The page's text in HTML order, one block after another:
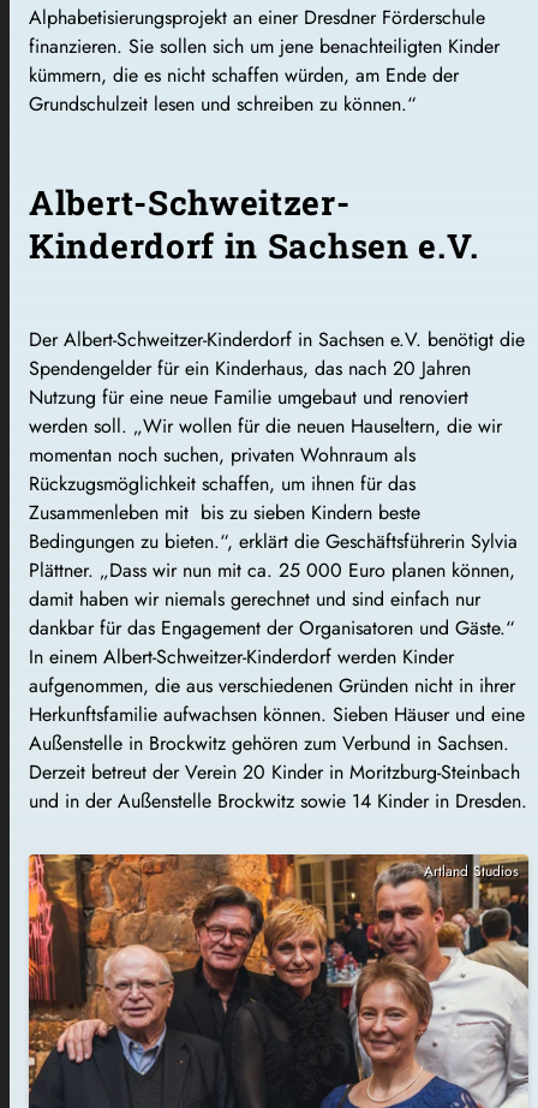
Alphabetisierungsprojekt an einer Dresdner Förderschule
finanzieren. Sie sollen sich um jene benachteiligten Kinder
kümmern, die es nicht schaffen würden, am Ende der
Grundschulzeit lesen und schreiben zu können.“
Albert-Schweitzer-
Kinderdorf in Sachsen e.V.
Der Albert-Schweitzer-Kinderdorf in Sachsen e.V. benötigt die
Spendengelder für ein Kinderhaus, das nach 20 Jahren
Nutzung für eine neue Familie umgebaut und renoviert
werden soll. „Wir wollen für die neuen Hauseltern, die wir
momentan noch suchen, privaten Wohnraum als
Rückzugsmöglichkeit schaffen, um ihnen für das
Zusammenleben mit bis zu sieben Kindern beste
Bedingungen zu bieten.“, erklärt die Geschäftsführerin Sylvia
Plättner. „Dass wir nun mit ca. 25 000 Euro planen können,
damit haben wir niemals gerechnet und sind einfach nur
dankbar für das Engagement der Organisatoren und Gäste.“
In einem Albert-Schweitzer-Kinderdorf werden Kinder
aufgenommen, die aus verschiedenen Gründen nicht in ihrer
Herkunftsfamilie aufwachsen können. Sieben Häuser und eine
Außenstelle in Brockwitz gehören zum Verbund in Sachsen.
Derzeit betreut der Verein 20 Kinder in Moritzburg-Steinbach
und in der Außenstelle Brockwitz sowie 14 Kinder in Dresden.
Artland Studios